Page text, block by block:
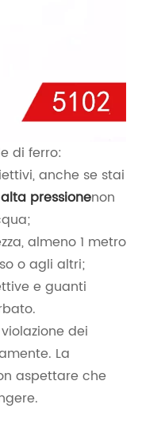
di ferro:
anche se stai
pressionenon
almeno 1 metro
o agli altri;
e guanti
dei
La
aspettare che